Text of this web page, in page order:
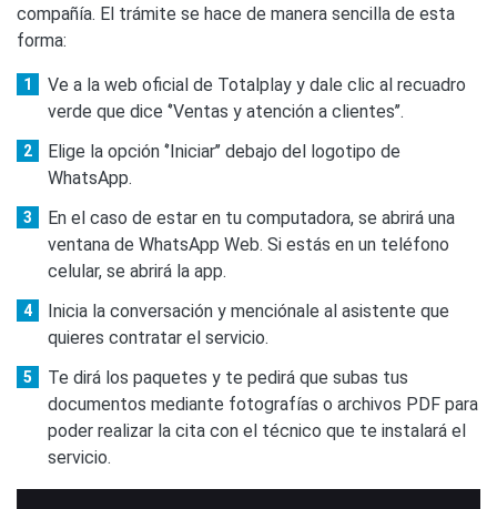
compañía. El trámite se hace de manera sencilla de esta
forma:
Ve a la web oficial de Totalplay y dale clic al recuadro
verde que dice ‘’Ventas y atención a clientes’’.
Elige la opción ‘’Iniciar’’ debajo del logotipo de
WhatsApp.
En el caso de estar en tu computadora, se abrirá una
ventana de WhatsApp Web. Si estás en un teléfono
celular, se abrirá la app.
Inicia la conversación y menciónale al asistente que
quieres contratar el servicio.
Te dirá los paquetes y te pedirá que subas tus
documentos mediante fotografías o archivos PDF para
poder realizar la cita con el técnico que te instalará el
servicio.